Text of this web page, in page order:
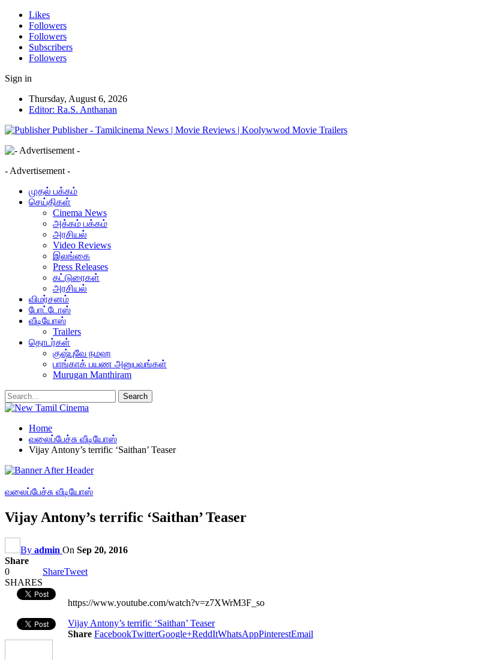
Likes
Followers
Followers
Subscribers
Followers
Sign in
Thursday, August 6, 2026
Editor: Ra.S. Anthanan
Publisher - Tamilcinema News | Movie Reviews | Koolywwod Movie Trailers
- Advertisement -
முதல் பக்கம்
செய்திகள்
Cinema News
அக்கம் பக்கம்
அரசியல்
Video Reviews
இலங்கை
Press Releases
கட்டுரைகள்
அரசியல்
விமர்சனம்
போட்டோஸ்
வீடியோஸ்
Trailers
தொடர்கள்
குஷ்புவே நமஹ
பாங்காக் பயண அனுபவங்கள்
Murugan Manthiram
Home
வலைப்பேச்சு வீடியோஸ்
Vijay Antony’s terrific ‘Saithan’ Teaser
வலைப்பேச்சு வீடியோஸ்
Vijay Antony’s terrific ‘Saithan’ Teaser
By admin On Sep 20, 2016
Share
0
SHARES
ShareTweet
https://www.youtube.com/watch?v=z7XWrM3F_so
Vijay Antony’s terrific ‘Saithan’ Teaser
Share FacebookTwitterGoogle+ReddItWhatsAppPinterestEmail